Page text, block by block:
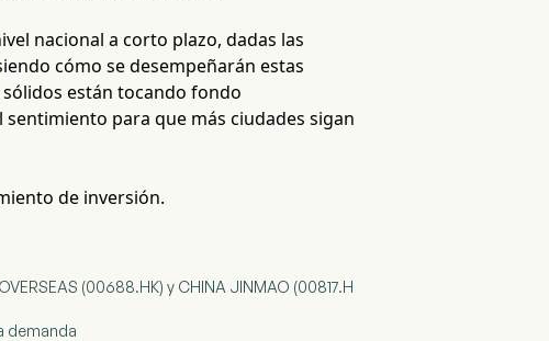
nacional a corto plazo, dadas las
cómo se desempeñarán estas
están tocando fondo
para que más ciudades sigan
de inversión.
(00688.HK) y CHINA JINMAO (00817.H
demanda